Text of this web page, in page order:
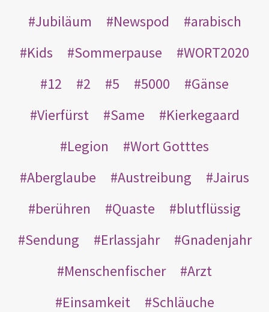
Jubiläum
Newspod
arabisch
Kids
Sommerpause
WORT2020
12
2 5 5000
Gänse
Vierfürst
Same
Kierkegaard
Legion
Wort Gotttes
Aberglaube
Austreibung
Jairus
berühren
Quaste
blutflüssig
Sendung
Erlassjahr
Gnadenjahr
Menschenfischer
Arzt
Einsamkeit
Schläuche